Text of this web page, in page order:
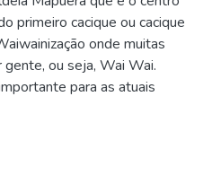
primeiro cacique ou cacique
onde muitas
ou seja, Wai Wai.
para as atuais